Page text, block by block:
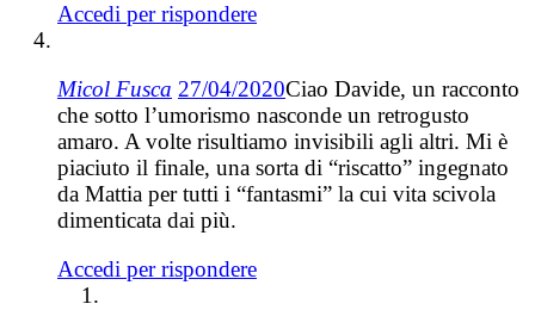
Accedi per rispondere
Micol Fusca 27/04/2020Ciao Davide, un racconto
che sotto l’umorismo nasconde un retrogusto
amaro. A volte risultiamo invisibili agli altri. Mi è
piaciuto il finale, una sorta di “riscatto” ingegnato
da Mattia per tutti i “fantasmi” la cui vita scivola
dimenticata dai più.
Accedi per rispondere